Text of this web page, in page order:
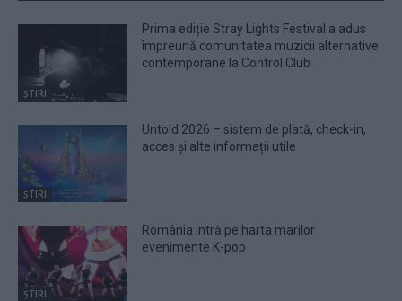
ȘTIRI
Prima ediție Stray Lights Festival a adus
împreună comunitatea muzicii alternative
contemporane la Control Club
ȘTIRI
Untold 2026 – sistem de plată, check-in,
acces și alte informații utile
ȘTIRI
România intră pe harta marilor
evenimente K-pop